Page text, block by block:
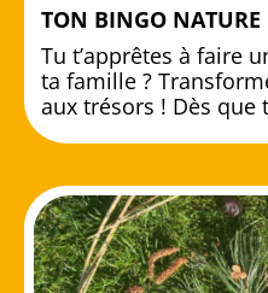
TON BINGO NATURE
Tu t’apprêtes à faire
ta famille ?
aux trésors ! Dès